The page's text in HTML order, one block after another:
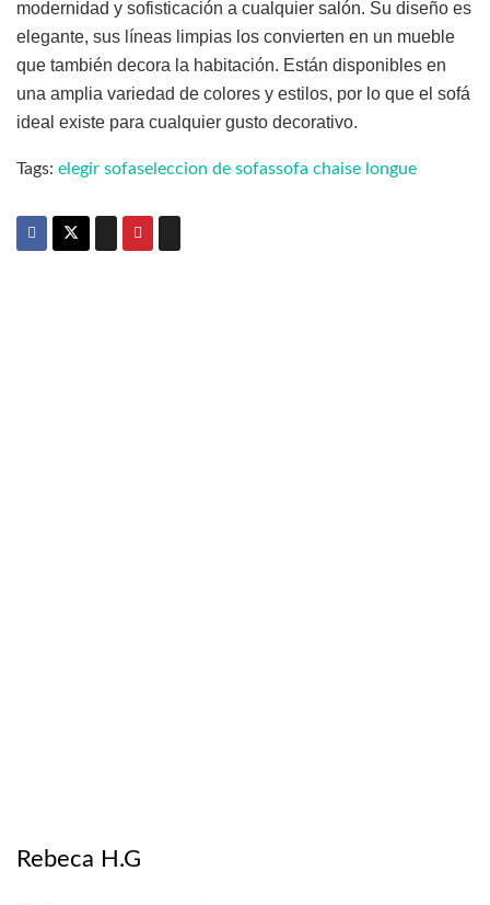
modernidad y sofisticación a cualquier salón. Su diseño es
elegante, sus líneas limpias los convierten en un mueble
que también decora la habitación. Están disponibles en
una amplia variedad de colores y estilos, por lo que el sofá
ideal existe para cualquier gusto decorativo.
Tags: elegir sofaseleccion de sofassofa chaise longue
Rebeca H.G